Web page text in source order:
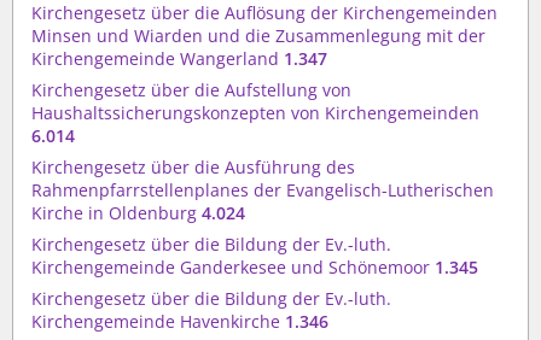
Kirchengesetz über die Auflösung der Kirchengemeinden
Minsen und Wiarden und die Zusammenlegung mit der
Kirchengemeinde Wangerland 1.347
Kirchengesetz über die Aufstellung von
Haushaltssicherungskonzepten von Kirchengemeinden
6.014
Kirchengesetz über die Ausführung des
Rahmenpfarrstellenplanes der Evangelisch-Lutherischen
Kirche in Oldenburg 4.024
Kirchengesetz über die Bildung der Ev.-luth.
Kirchengemeinde Ganderkesee und Schönemoor 1.345
Kirchengesetz über die Bildung der Ev.-luth.
Kirchengemeinde Havenkirche 1.346